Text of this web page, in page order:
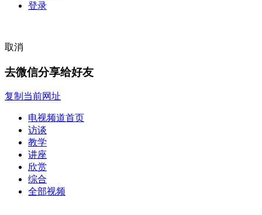
登录
取消
去微信分享给好友
复制当前网址
电视频道首页
访谈
教学
讲座
欣赏
综合
全部视频